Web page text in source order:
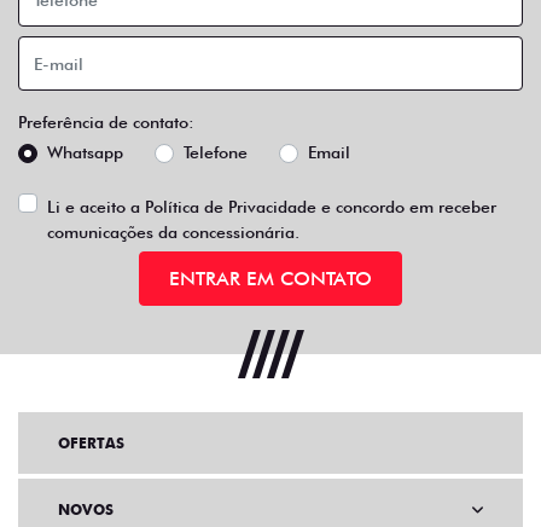
Preferência de contato:
Whatsapp
Telefone Email
Li e aceito a Política de Privacidade e concordo em receber
comunicações da concessionária.
ENTRAR EM CONTATO
OFERTAS
NOVOS